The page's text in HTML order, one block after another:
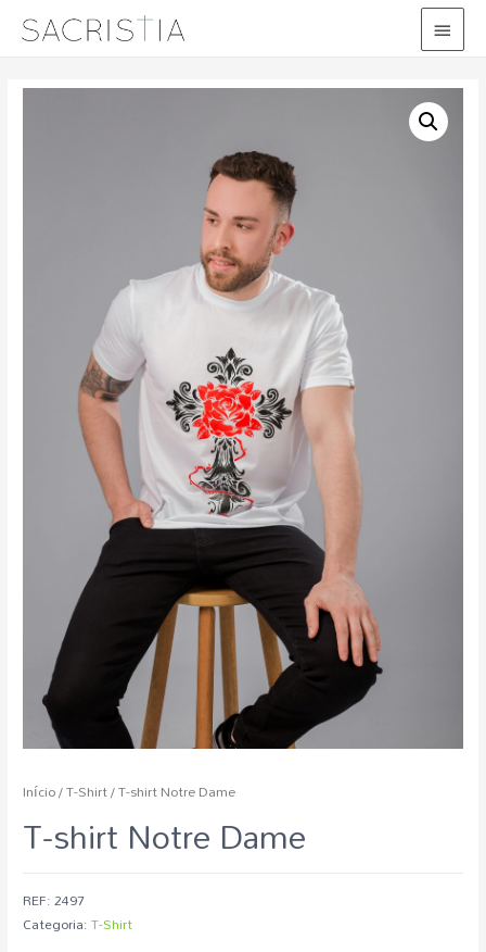
Início/T-Shirt/ T-shirt Notre Dame
T-shirt Notre Dame
REF:2497
Categoria:T-Shirt